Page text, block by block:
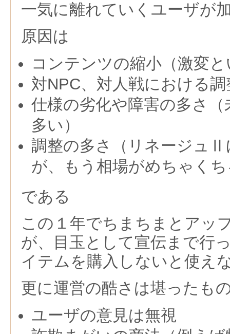
一気に離れていくユーザが
原因は
コンテンツの縮小（激変
対NPC、対人戦における
仕様の劣化や障害の多さ
多い）
調整の多さ（リネージュⅡ
が、もう相場がめちゃく
である
この１年でちまちまとアッ
が、目玉として宣伝まで行
イテムを購入しないと使え
更に運営の酷さは堪ったも
ユーザの意見は無視